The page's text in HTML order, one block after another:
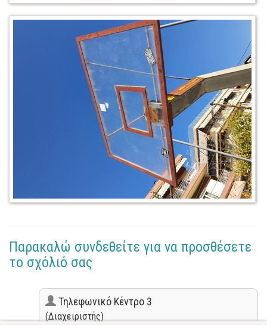
Παρακαλώ συνδεθείτε για να προσθέσετε
το σχόλιό σας
Τηλεφωνικό Κέντρο 3
(Διαχειριστής)